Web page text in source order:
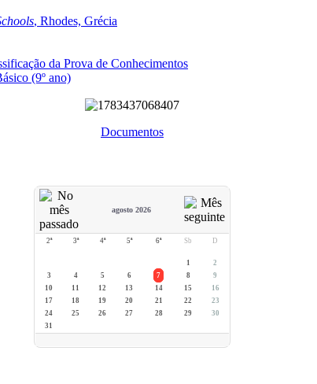
, Rhodes, Grécia
da Prova de Conhecimentos
(9º ano)
Documentos
agosto 2026
2ª 3ª 4ª 5ª 6ª Sb D
1
2
3
4 5 6 7 8
9
10
11 12 13 14 15
16
17
18 19 20 21 22
23
24
25 26 27 28 29
30
31